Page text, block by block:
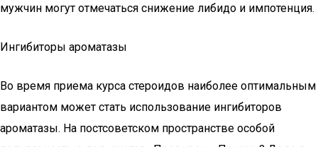
мужчин могут отмечаться снижение либидо и импотенция.
Ингибиторы ароматазы
Во время приема курса стероидов наиболее оптимальным
вариантом может стать использование ингибиторов
ароматазы. На постсоветском пространстве особой